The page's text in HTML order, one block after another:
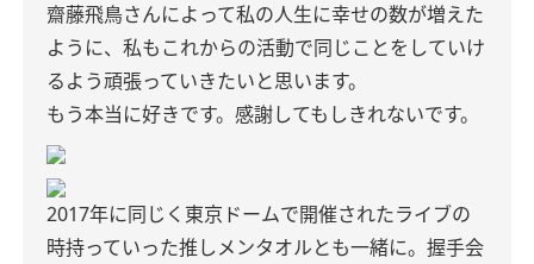
齋藤飛鳥さんによって私の人生に幸せの数が増えた
ように、私もこれからの活動で同じことをしていけ
るよう頑張っていきたいと思います。
もう本当に好きです。感謝してもしきれないです。
2017年に同じく東京ドームで開催されたライブの
時持っていった推しメンタオルとも一緒に。握手会